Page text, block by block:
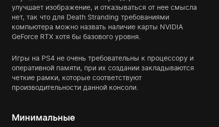
улучшает изображение, и отказываться от нее смысла
нет, так что для Death Stranding требованиями
компьютера можно назвать наличие карты NVIDIA
GeForce RTX хотя бы базового уровня.
Игры на PS4 не очень требовательны к процессору и
оперативной памяти, при их создании закладываются
четкие рамки, которые соответствуют
производительности данной консоли.
Минимальные